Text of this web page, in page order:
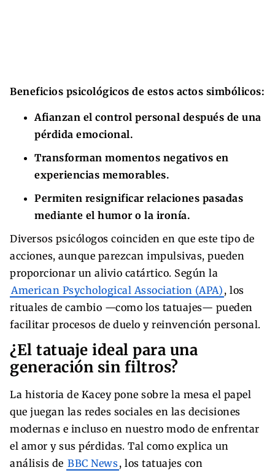
Beneficios psicológicos de estos actos simbólicos:
Afianzan el control personal después de una
pérdida emocional.
Transforman momentos negativos en
experiencias memorables.
Permiten resignificar relaciones pasadas
mediante el humor o la ironía.
Diversos psicólogos coinciden en que este tipo de
acciones, aunque parezcan impulsivas, pueden
proporcionar un alivio catártico. Según la
American Psychological Association (APA) , los
rituales de cambio —como los tatuajes— pueden
facilitar procesos de duelo y reinvención personal.
¿El tatuaje ideal para una
generación sin filtros?
La historia de Kacey pone sobre la mesa el papel
que juegan las redes sociales en las decisiones
modernas e incluso en nuestro modo de enfrentar
el amor y sus pérdidas. Tal como explica un
análisis de BBC News, los tatuajes con